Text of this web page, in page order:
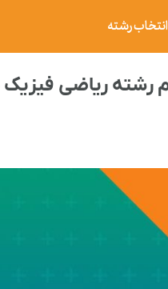
انتخاب رشته